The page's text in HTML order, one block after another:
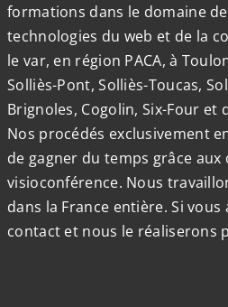
formations dans le domaine
technologies du web et de la
le var, en région PACA, à
Solliès-Pont, Solliès-Toucas,
Brignoles, Cogolin, Six-Four et
Nos procédés exclusivement
de gagner du temps grâce aux
visioconférence. Nous
dans la France entière. Si
contact et nous le réaliserons